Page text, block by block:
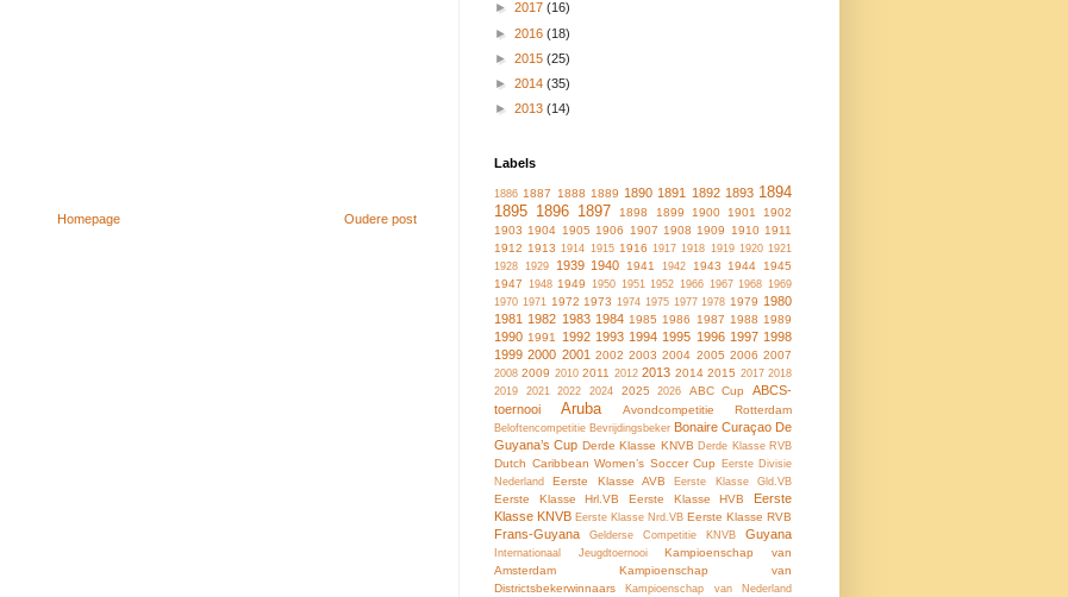
Oudere post
Homepage
► 2017 (16)
► 2016 (18)
► 2015 (25)
► 2014 (35)
► 2013 (14)
Labels
1886 1887 1888 1889 1890 1891 1892 1893 1894
1895 1896 1897 1898 1899 1900 1901
1902
1903 1904 1905 1906 1907 1908 1909 1910 1911
1912 1913 1914 1915 1916 1917 1918 1919 1920 1921
1928 1929 1939 1940 1941 1942 1943 1944
1945
1947 1948 1949 1950 1951 1952 1966 1967 1968 1969
1970 1971 1972 1973 1974 1975 1977 1978 1979 1980
1981 1982 1983 1984 1985 1986 1987 1988 1989
1990 1991 1992 1993 1994 1995 1996 1997 1998
1999 2000 2001 2002 2003 2004 2005 2006 2007
2008 2009 2010 2011 2012 2013 2014 2015 2017 2018
2019
2021 2022 2024 2025 2026 ABC Cup
ABCS-
toernooi
Aruba Avondcompetitie Rotterdam
Beloftencompetitie Bevrijdingsbeker Bonaire Curaçao De
Guyana’s Cup Derde Klasse KNVB Derde Klasse RVB
Dutch Caribbean Women’s Soccer Cup Eerste Divisie
Nederland
Eerste Klasse AVB Eerste Klasse Gld.VB
Eerste Klasse Hrl.VB Eerste Klasse HVB
Eerste
Klasse KNVB Eerste Klasse Nrd.VB Eerste Klasse RVB
Frans-Guyana Gelderse Competitie KNVB Guyana
Internationaal Jeugdtoernooi
Kampioenschap van
Amsterdam
Kampioenschap van
Districtsbekerwinnaars
Kampioenschap van Nederland